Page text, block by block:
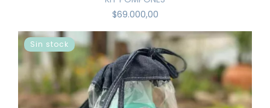
$69.000,00
Sin stock